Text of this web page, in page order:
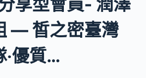
— 皙之密臺灣
‧優質…